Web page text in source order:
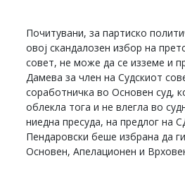
Почитувани, за партиско
овој скандалозен избор на
совет, не може да се изземе и
Дамева за член на Судскиот
соработничка во Основен суд,
облекла тога и не влегла во
ниедна пресуда, на предлог на
Пендаровски беше избрана да
Основен, Апелационен и